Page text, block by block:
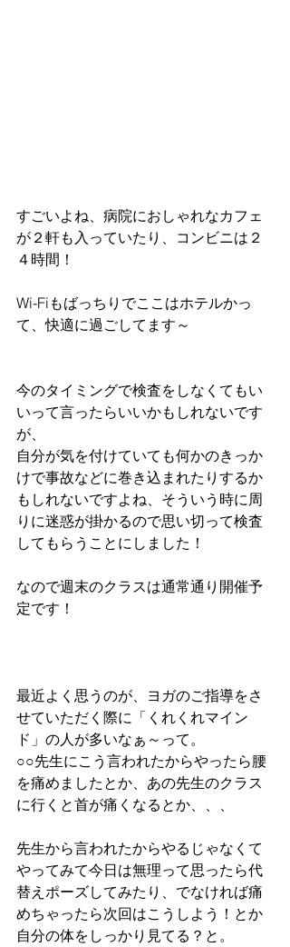
すごいよね、病院におしゃれなカフェ
が２軒も入っていたり、コンビニは２
４時間！
Wi-Fiもばっちりでここはホテルかっ
て、快適に過ごしてます～
今のタイミングで検査をしなくてもい
いって言ったらいいかもしれないです
が、
自分が気を付けていても何かのきっか
けで事故などに巻き込まれたりするか
もしれないですよね、そういう時に周
りに迷惑が掛かるので思い切って検査
してもらうことにしました！
なので週末のクラスは通常通り開催予
定です！
最近よく思うのが、ヨガのご指導をさ
せていただく際に「くれくれマイン
ド」の人が多いなぁ～って。
○○先生にこう言われたからやったら腰
を痛めましたとか、あの先生のクラス
に行くと首が痛くなるとか、、、
先生から言われたからやるじゃなくて
やってみて今日は無理って思ったら代
替えポーズしてみたり、でなければ痛
めちゃったら次回はこうしよう！とか
自分の体をしっかり見てる？と。